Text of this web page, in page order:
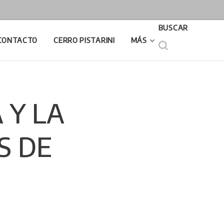
CERRO PISTARINI MÁS
BUSCAR
Y LA
DE